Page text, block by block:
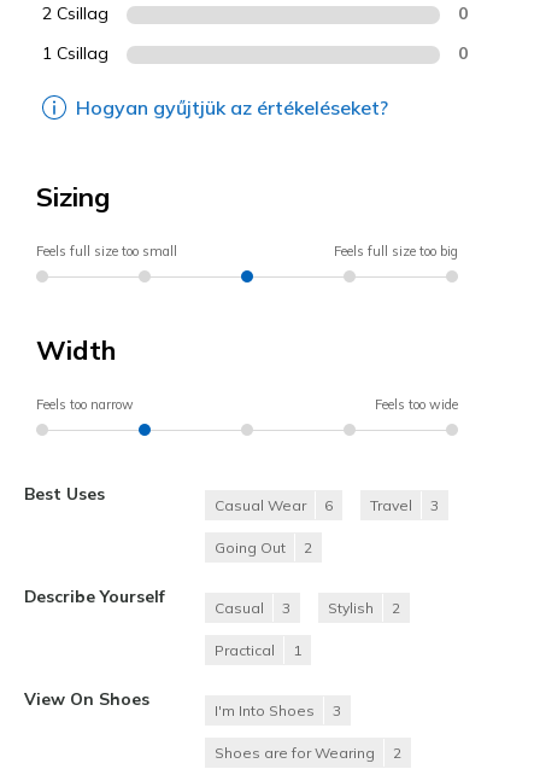
2 Csillag 0
1 Csillag 0
Hogyan gyűjtjük az értékeléseket?
Sizing
Feels full size too small Feels full size too big
Width
Feels too narrow Feels too wide
Best Uses
Casual Wear 6 Travel 3
Going Out 2
Describe Yourself
Casual 3 Stylish 2
Practical 1
View On Shoes
I'm Into Shoes 3
Shoes are for Wearing 2